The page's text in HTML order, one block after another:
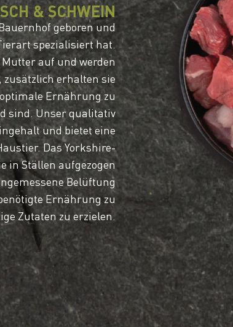
& SCHWEIN
geboren und
spezialisiert hat.
auf und werden
erhalten sie
Ernährung zu
sind. Unser qualitativ
und bietet eine
Das Yorkshire-
in Ställen aufgezogen
Belüftung
Ernährung zu
Zutaten zu erzielen.